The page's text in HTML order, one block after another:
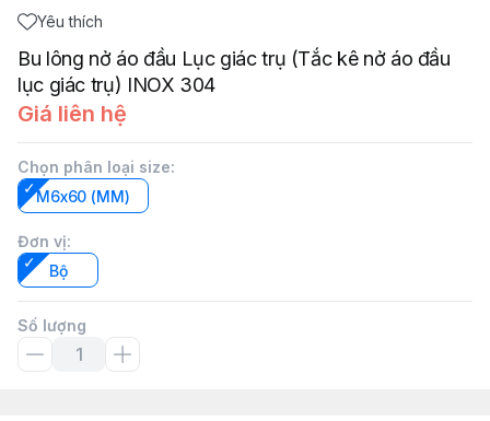
Yêu thích
Bu lông nở áo đầu Lục giác trụ (Tắc kê nở áo đầu
lục giác trụ) INOX 304
Giá liên hệ
Chọn phân loại size:
M6x60 (MM)
Đơn vị:
Bộ
Số lượng